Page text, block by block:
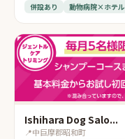
併設あり 動物病院×ホテル
Ishihara Dog Salo...
📍中巨摩郡昭和町